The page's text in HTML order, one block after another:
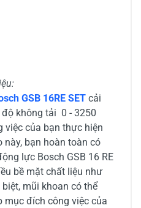
GSB 16RE SET cải
không tải 0 - 3250
việc của bạn thực hiện
này, bạn hoàn toàn có
lực Bosch GSB 16 RE
bề mặt chất liệu như
mũi khoan có thể
mục đích công việc của